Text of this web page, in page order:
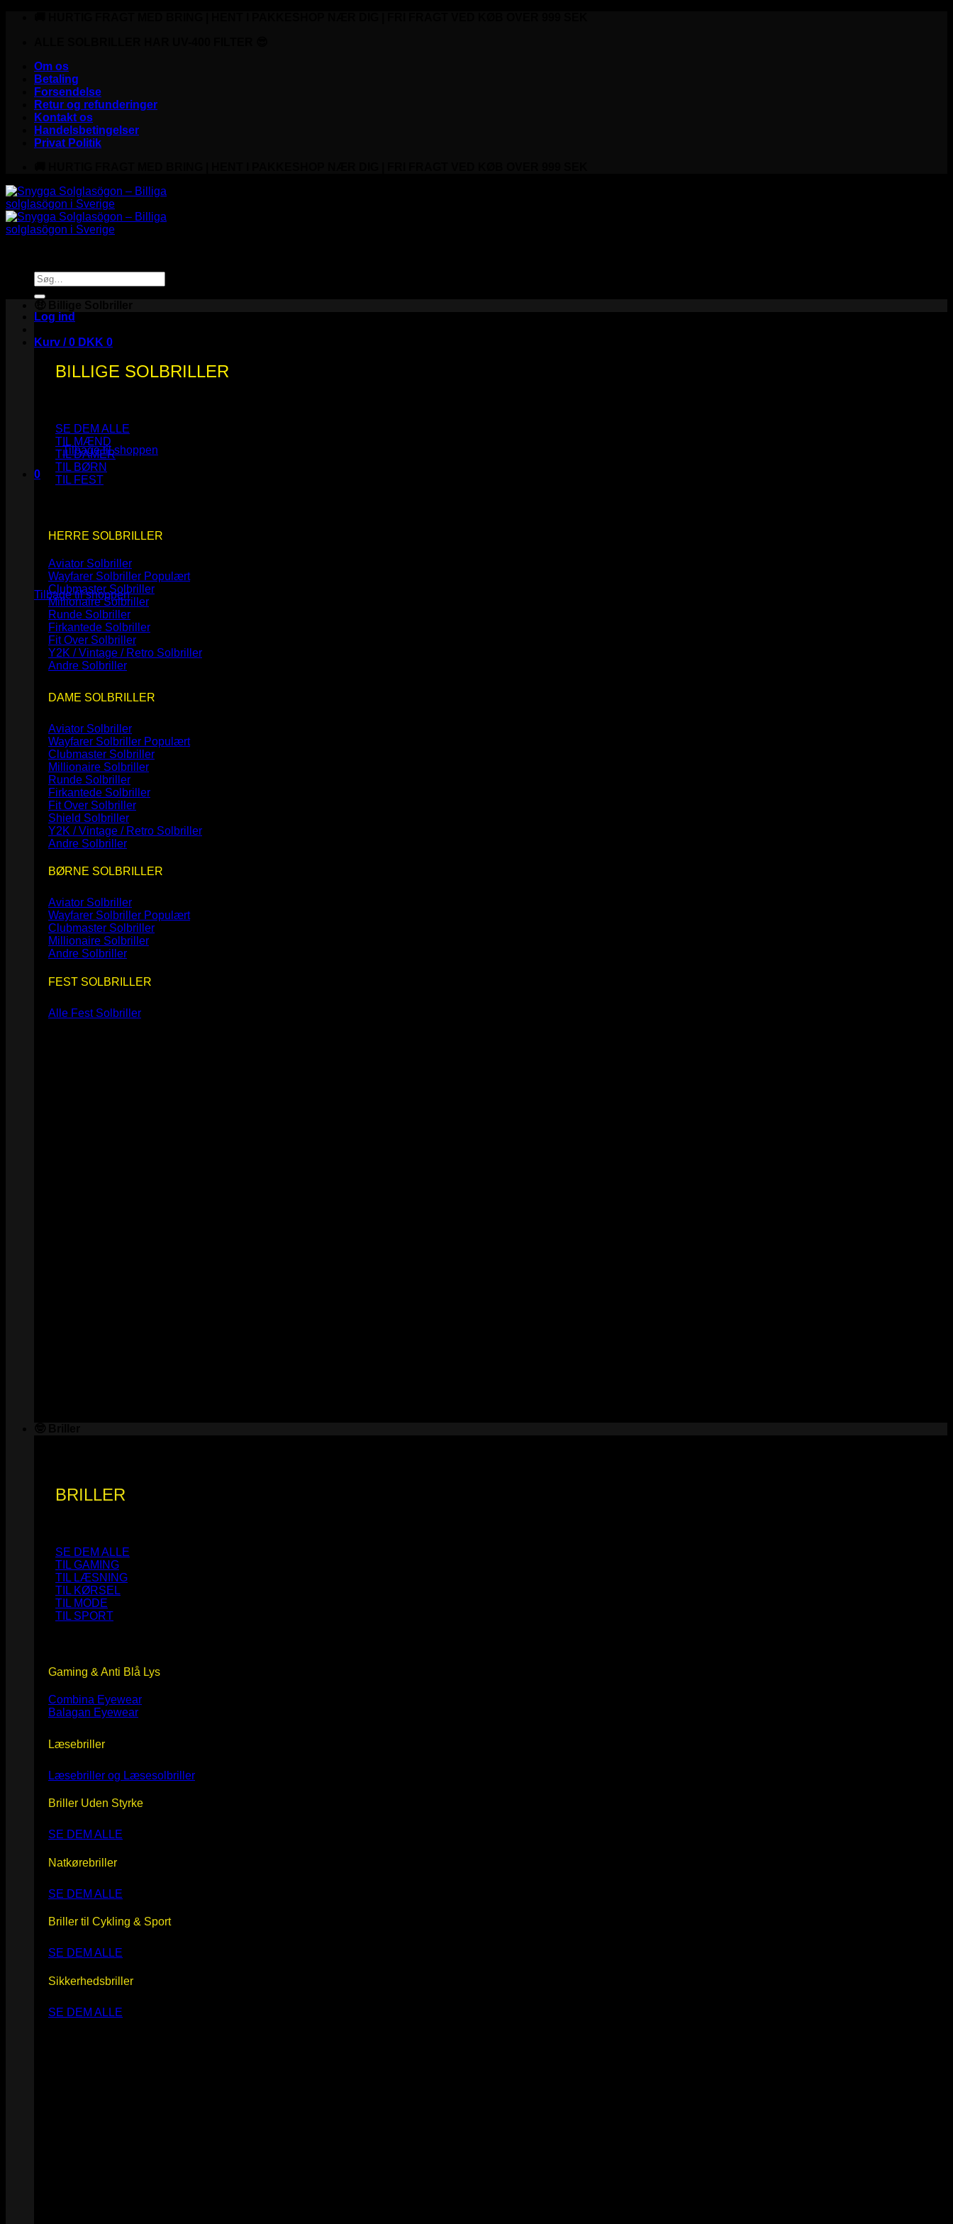
Om os
Betaling
Forsendelse
Retur og refunderinger
Kontakt os
Handelsbetingelser
Privat Politik
Søg
efter:
Log ind
Kurv /0 DKK 0
Ingen varer i kurven.
Tilbage til shoppen
0
Kurv
Ingen varer i kurven.
Tilbage til shoppen
BILLIGE SOLBRILLER
SE DEM ALLE
TIL MÆND
TIL DAMER
TIL BØRN
TIL FEST
HERRE SOLBRILLER
Aviator Solbriller
Wayfarer Solbriller
Clubmaster Solbriller
Millionaire Solbriller
Runde Solbriller
Firkantede Solbriller
Fit Over Solbriller
Y2K / Vintage / Retro Solbriller
Andre Solbriller
DAME SOLBRILLER
Aviator Solbriller
Wayfarer Solbriller
Clubmaster Solbriller
Millionaire Solbriller
Runde Solbriller
Firkantede Solbriller
Fit Over Solbriller
Shield Solbriller
Y2K / Vintage / Retro Solbriller
Andre Solbriller
BØRNE SOLBRILLER
Aviator Solbriller
Wayfarer Solbriller
Clubmaster Solbriller
Millionaire Solbriller
Andre Solbriller
FEST SOLBRILLER
Alle Fest Solbriller
BRILLER
SE DEM ALLE
TIL GAMING
TIL LÆSNING
TIL KØRSEL
TIL MODE
TIL SPORT
Gaming & Anti Blå Lys
Combina Eyewear
Balagan Eyewear
Læsebriller
Læsebriller og Læsesolbriller
Briller Uden Styrke
SE DEM ALLE
Natkørebriller
SE DEM ALLE
Briller til Cykling & Sport
SE DEM ALLE
Sikkerhedsbriller
SE DEM ALLE